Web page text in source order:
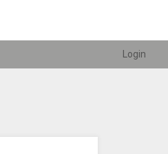
Login